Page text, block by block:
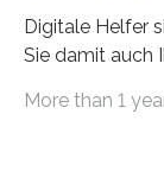
Digitale Helfer
Sie damit auch
die genau das
More than 1